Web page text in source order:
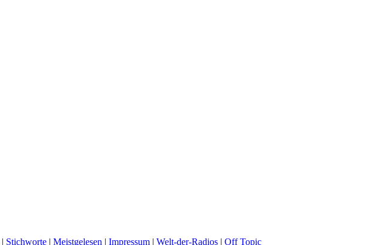
| Stichworte | Meistgelesen | Impressum | Welt-der-Radios | Off Topic